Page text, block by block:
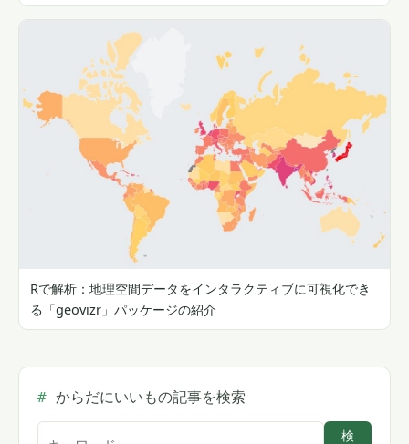
Rで解析：地理空間データをインタラクティブに可視化でき
る「geovizr」パッケージの紹介
からだにいいもの記事を検索
検